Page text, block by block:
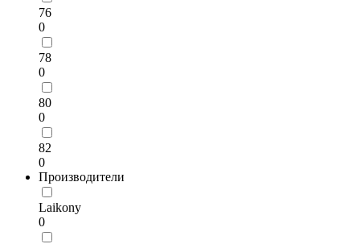
76
0
78
0
80
0
82
0
Производители
Laikony
0